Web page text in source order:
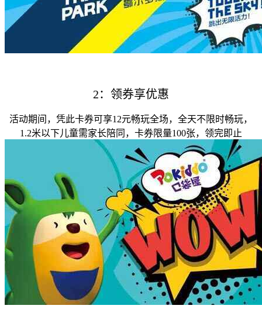
2：领券享优惠
活动期间，凭此卡券可享12元畅玩全场，全天不限时畅玩，
1.2米以下儿童需家长陪同，卡券限量100张，领完即止